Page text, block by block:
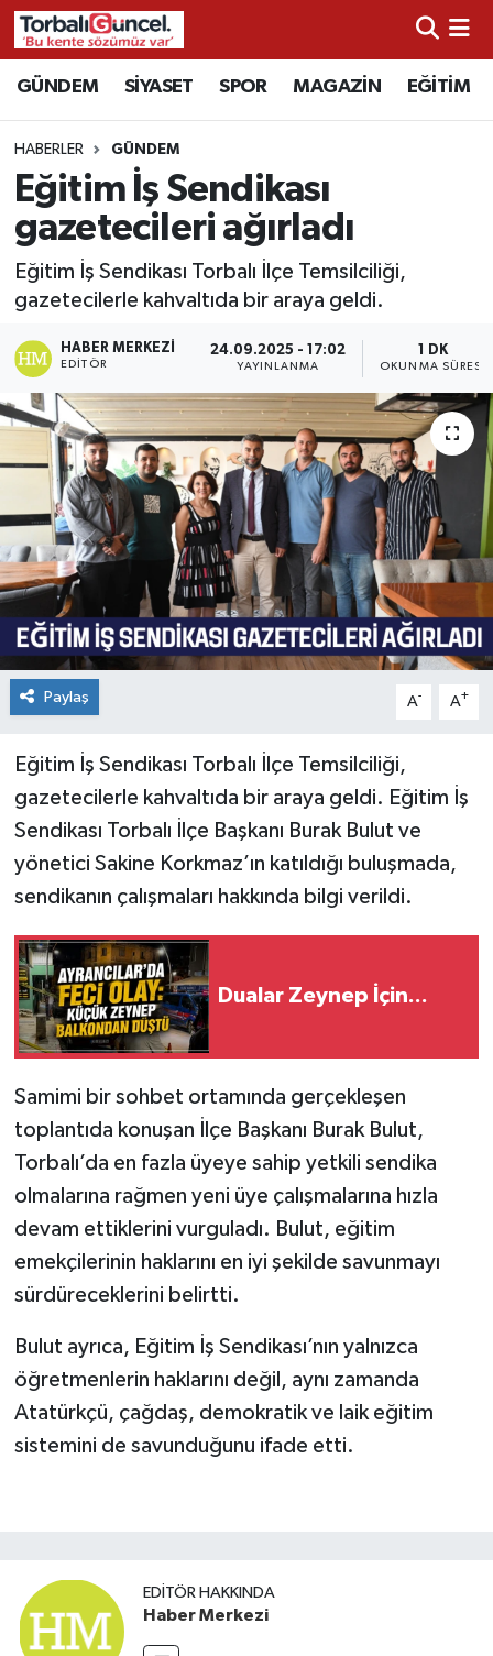
GÜNDEM SİYASET SPOR MAGAZİN EĞİTİM
HABERLER GÜNDEM
Eğitim İş Sendikası
gazetecileri ağırladı
Eğitim İş Sendikası Torbalı İlçe Temsilciliği,
gazetecilerle kahvaltıda bir araya geldi.
HABER MERKEZI
EDITÖR
24.09.2025 - 17:02
YAYINLANMA
1 DK
OKUNMA SÜRESI
Paylaş A- A+
Eğitim İş Sendikası Torbalı İlçe Temsilciliği,
gazetecilerle kahvaltıda bir araya geldi. Eğitim İş
Sendikası Torbalı İlçe Başkanı Burak Bulut ve
yönetici Sakine Korkmaz’ın katıldığı buluşmada,
sendikanın çalışmaları hakkında bilgi verildi.
Dualar Zeynep İçin...
Samimi bir sohbet ortamında gerçekleşen
toplantıda konuşan İlçe Başkanı Burak Bulut,
Torbalı’da en fazla üyeye sahip yetkili sendika
olmalarına rağmen yeni üye çalışmalarına hızla
devam ettiklerini vurguladı. Bulut, eğitim
emekçilerinin haklarını en iyi şekilde savunmayı
sürdüreceklerini belirtti.
Bulut ayrıca, Eğitim İş Sendikası’nın yalnızca
öğretmenlerin haklarını değil, aynı zamanda
Atatürkçü, çağdaş, demokratik ve laik eğitim
sistemini de savunduğunu ifade etti.
EDITÖR HAKKINDA
Haber Merkezi
İzmir Nöbetçi Eczaneler
İzmir Hava Durumu
İzmir Namaz Vakitleri
İzmir Trafik Yoğunluk Haritası
Süper Lig Puan Durumu ve Fikstür
Tüm Manşetler
Son Dakika Haberleri
Haber Arşivi